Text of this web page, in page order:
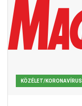
KÖZÉLET/KORONAVÍRUS